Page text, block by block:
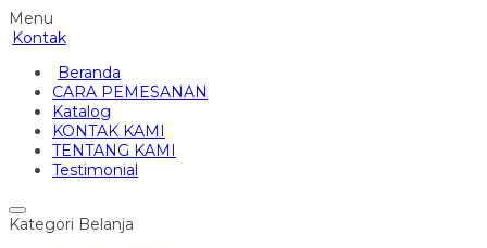
Menu
Kontak
Beranda
CARA PEMESANAN
Katalog
KONTAK KAMI
TENTANG KAMI
Testimonial
Kategori Belanja